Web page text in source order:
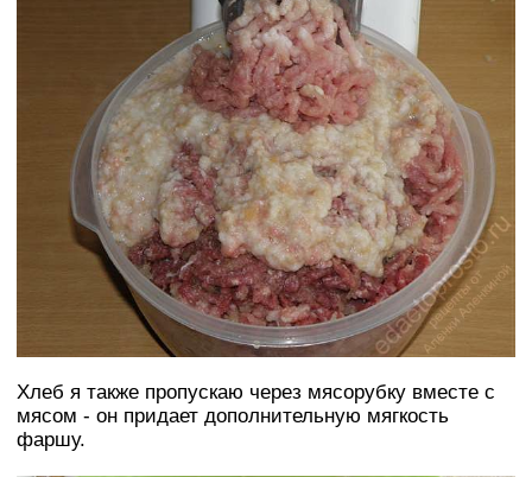
Хлеб я также пропускаю через мясорубку вместе с
мясом - он придает дополнительную мягкость
фаршу.